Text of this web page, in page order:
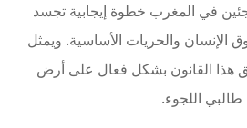
في المغرب خطوة إيجابية تجسد
الإنسان والحريات الأساسية. ويمثل
هذا القانون بشكل فعال على أرض
طالبي اللجوء.